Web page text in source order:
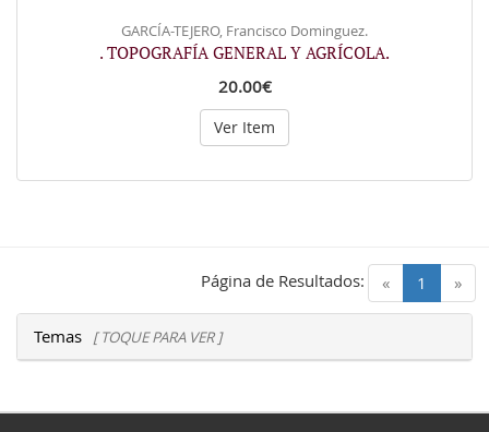
GARCÍA-TEJERO, Francisco Dominguez.
. TOPOGRAFÍA GENERAL Y AGRÍCOLA.
20.00€
Ver Item
« 1 (current)
»
Página de Resultados:
Temas [ TOQUE PARA VER ]